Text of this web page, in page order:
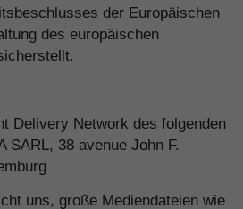
der Europäischen
des europäischen
Delivery Network des folgenden
SARL, 38 avenue John F.
uns, große Mediendateien wie